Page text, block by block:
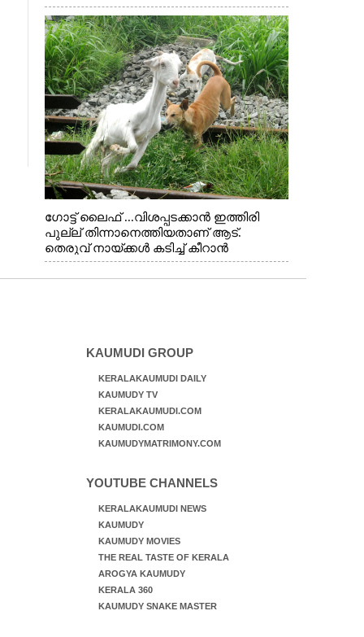
ഗോട്ട് ലൈഫ് ...വിശപ്പടക്കാൻ ഇത്തിരി
പുല്ല് തിന്നാനെത്തിയതാണ് ആട്.
തെരുവ് നായ്ക്കൾ കടിച്ച് കീറാൻ
വന്നതോടെ വയറിന്റെ ആന്തൽ മറന്ന്
ജീവന് വേണ്ടിയായി ഓട്ടം. എറണാകുളം
KAUMUDI GROUP
KERALAKAUMUDI DAILY
KAUMUDY TV
KERALAKAUMUDI.COM
KAUMUDI.COM
KAUMUDYMATRIMONY.COM
YOUTUBE CHANNELS
KERALAKAUMUDI NEWS
KAUMUDY
KAUMUDY MOVIES
THE REAL TASTE OF KERALA
AROGYA KAUMUDY
KERALA 360
KAUMUDY SNAKE MASTER